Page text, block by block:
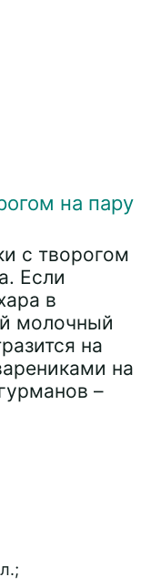
на пару
с творогом
Если
в
молочный
на
на
–